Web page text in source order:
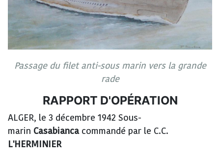
Passage du filet anti-sous marin vers la grande
rade
RAPPORT D'OPÉRATION
ALGER, le 3 décembre 1942 Sous-
marin Casabiancacommandé par le C.C.
L'HERMINIER